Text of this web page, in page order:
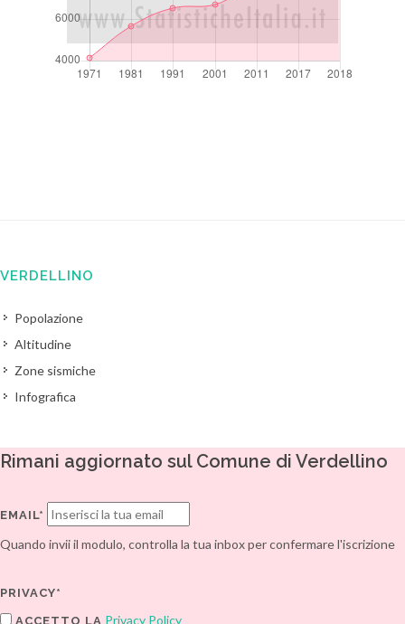
VERDELLINO
Popolazione
Altitudine
Zone sismiche
Infografica
Rimani aggiornato sul Comune di Verdellino
EMAIL*
Quando invii il modulo, controlla la tua inbox per confermare l'iscrizione
PRIVACY*
ACCETTO LA Privacy Policy